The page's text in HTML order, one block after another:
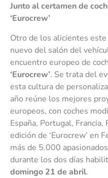
Junto al certamen de
‘Eurocrew’
Otro de los alicientes
nuevo del salón del
encuentro europeo de
‘Eurocrew’. Se trata del
esta cultura de
año reúne los mejores
europeos, con coches
España, Portugal, Francia,
edición de ‘Eurocrew’ en
más de 5.000
durante los dos días
domingo 21 de abril.